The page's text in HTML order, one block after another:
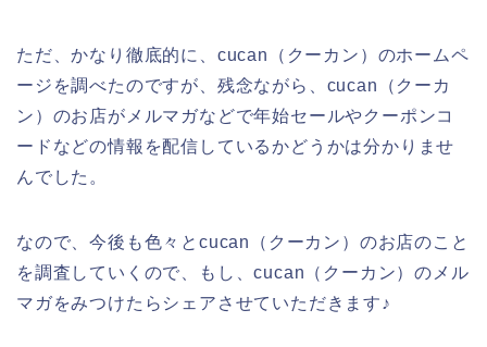
ただ、かなり徹底的に、cucan（クーカン）のホームペ
ージを調べたのですが、残念ながら、cucan（クーカ
ン）のお店がメルマガなどで年始セールやクーポンコ
ードなどの情報を配信しているかどうかは分かりませ
んでした。
なので、今後も色々とcucan（クーカン）のお店のこと
を調査していくので、もし、cucan（クーカン）のメル
マガをみつけたらシェアさせていただきます♪